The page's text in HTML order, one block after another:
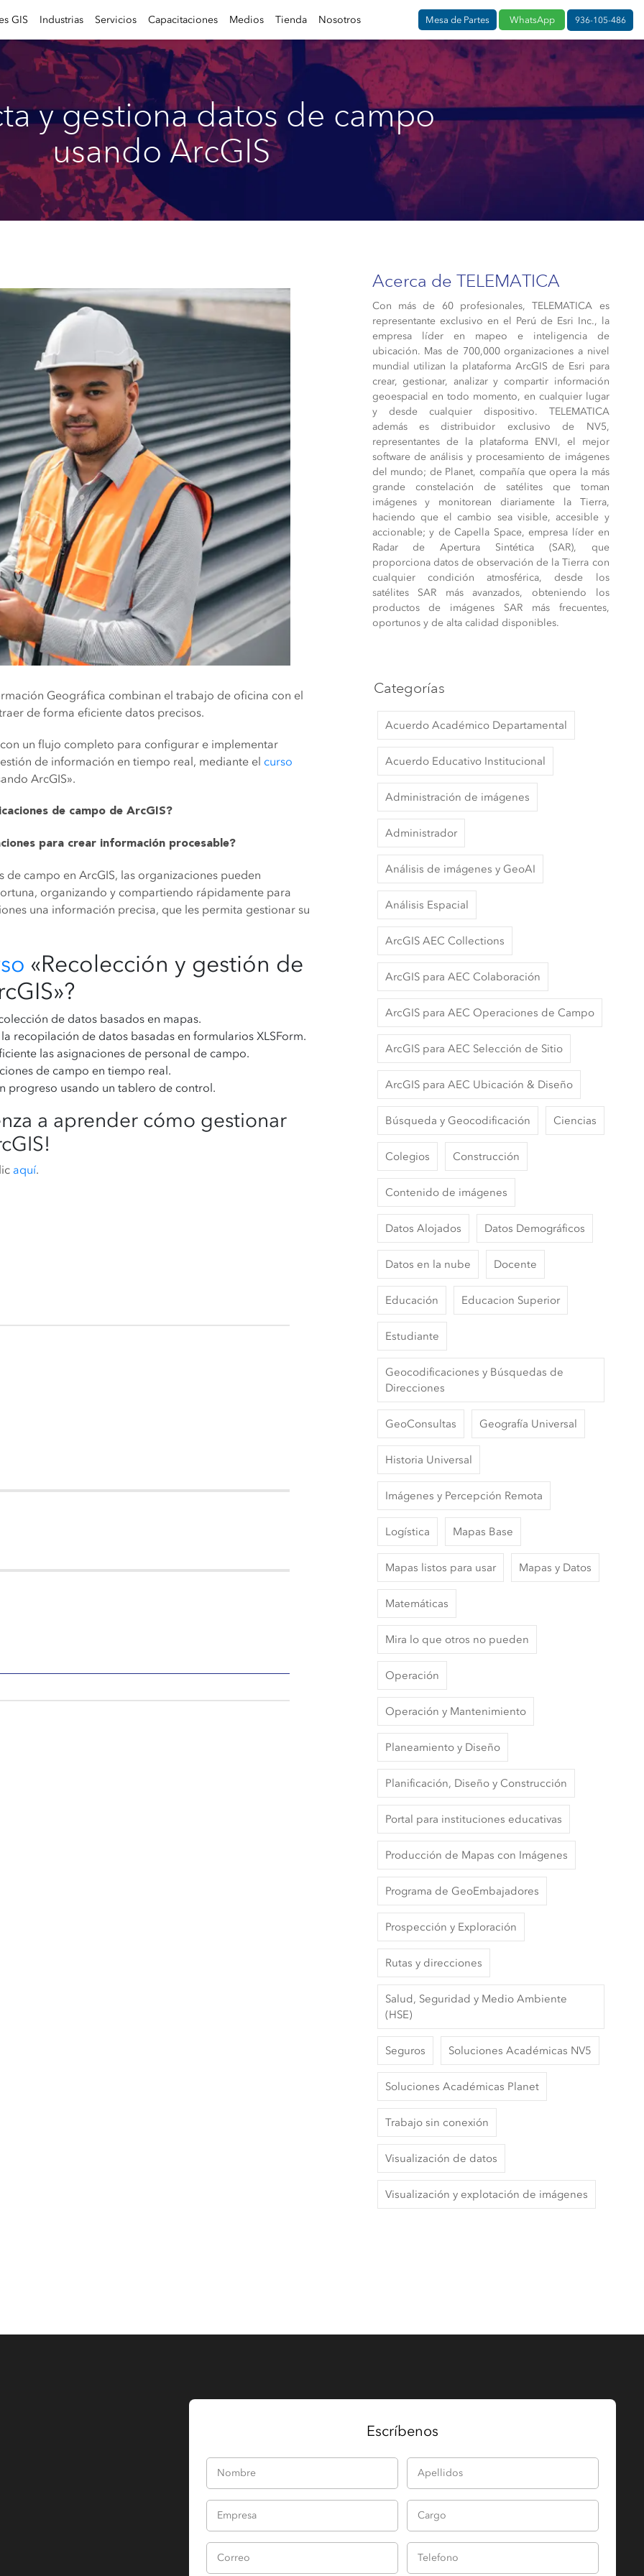
GIS Industrias Servicios Capacitaciones Medios Tienda Nosotros Mesa de Partes WhatsApp 936-105-486
y gestiona datos de campo
usando ArcGIS
Geográfica combinan el trabajo de oficina con el
de forma eficiente datos precisos.
un flujo completo para configurar e implementar
de información en tiempo real, mediante el curso
ArcGIS».
de campo de ArcGIS?
para crear información procesable?
de campo en ArcGIS, las organizaciones pueden
organizando y compartiendo rápidamente para
una información precisa, que les permita gestionar su
«Recolección y gestión de
de datos basados en mapas.
recopilación de datos basadas en formularios XLSForm.
las asignaciones de personal de campo.
de campo en tiempo real.
progreso usando un tablero de control.
a aprender cómo gestionar
aquí.
Acerca de TELEMATICA
Con más de 60 profesionales, TELEMATICA es
representante exclusivo en el Perú de Esri Inc., la
empresa líder en mapeo e inteligencia de
ubicación. Mas de 700,000 organizaciones a nivel
mundial utilizan la plataforma ArcGIS de Esri para
crear, gestionar, analizar y compartir información
geoespacial en todo momento, en cualquier lugar
y desde cualquier dispositivo. TELEMATICA
además es distribuidor exclusivo de NV5,
representantes de la plataforma ENVI, el mejor
software de análisis y procesamiento de imágenes
del mundo; de Planet, compañía que opera la más
grande constelación de satélites que toman
imágenes y monitorean diariamente la Tierra,
haciendo que el cambio sea visible, accesible y
accionable; y de Capella Space, empresa líder en
Radar de Apertura Sintética (SAR), que
proporciona datos de observación de la Tierra con
cualquier condición atmosférica, desde los
satélites SAR más avanzados, obteniendo los
productos de imágenes SAR más frecuentes,
oportunos y de alta calidad disponibles.
Categorías
Acuerdo Académico Departamental
Acuerdo Educativo Institucional
Administración de imágenes
Administrador
Análisis de imágenes y GeoAI
Análisis Espacial
ArcGIS AEC Collections
ArcGIS para AEC Colaboración
ArcGIS para AEC Operaciones de Campo
ArcGIS para AEC Selección de Sitio
ArcGIS para AEC Ubicación & Diseño
Búsqueda y Geocodificación Ciencias
Colegios Construcción
Contenido de imágenes
Datos Alojados Datos Demográficos
Datos en la nube Docente
Educación Educacion Superior
Estudiante
Geocodificaciones y Búsquedas de
Direcciones
GeoConsultas Geografía Universal
Historia Universal
Imágenes y Percepción Remota
Logística Mapas Base
Mapas listos para usar Mapas y Datos
Matemáticas
Mira lo que otros no pueden
Operación
Operación y Mantenimiento
Planeamiento y Diseño
Planificación, Diseño y Construcción
Portal para instituciones educativas
Producción de Mapas con Imágenes
Programa de GeoEmbajadores
Prospección y Exploración
Rutas y direcciones
Salud, Seguridad y Medio Ambiente
(HSE)
Seguros Soluciones Académicas NV5
Soluciones Académicas Planet
Trabajo sin conexión
Visualización de datos
Visualización y explotación de imágenes
Escríbenos